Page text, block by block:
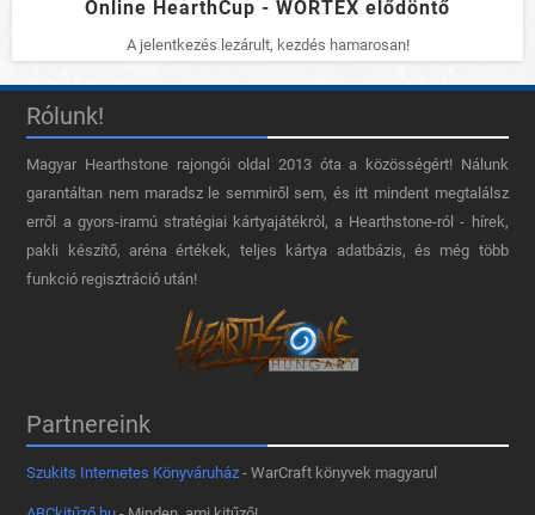
Online HearthCup - WORTEX elődöntő
A jelentkezés lezárult, kezdés hamarosan!
Rólunk!
Magyar Hearthstone​ rajongói oldal 2013 óta a közösségért! Nálunk
garantáltan nem maradsz le semmiről sem, és itt mindent megtalálsz
erről a gyors-iramú stratégiai kártyajátékról, a Hearthstone-ról - hírek,
pakli készítő, aréna értékek, teljes kártya adatbázis, és még több
funkció regisztráció után!
Partnereink
Szukits Internetes Könyváruház - WarCraft könyvek magyarul